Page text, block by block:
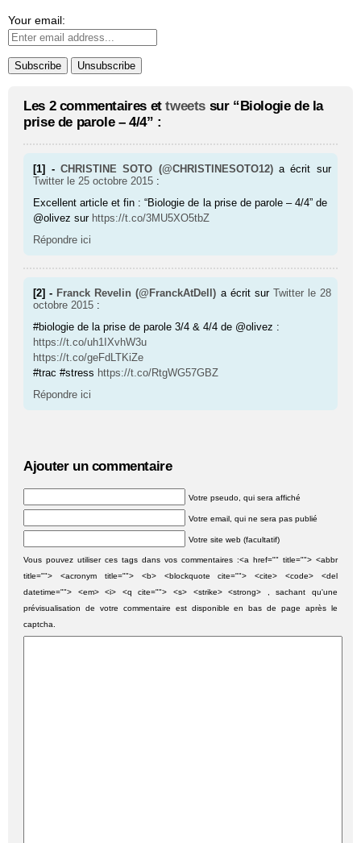
Your email:
Les 2 commentaires ettweets sur “Biologie de la
prise de parole – 4/4” :
[1] - CHRISTINE SOTO (@CHRISTINESOTO12) a écrit sur
Twitter le 25 octobre 2015 :
Excellent article et fin : “Biologie de la prise de parole – 4/4” de
@olivez sur https://t.co/3MU5XO5tbZ
Répondre ici
[2] - Franck Revelin (@FranckAtDell) a écrit sur Twitter le 28
octobre 2015 :
#biologie de la prise de parole 3/4 & 4/4 de @olivez :
https://t.co/uh1IXvhW3u
https://t.co/geFdLTKiZe
#trac #stress https://t.co/RtgWG57GBZ
Répondre ici
Ajouter un commentaire
Votre pseudo, qui sera affiché
Votre email, qui ne sera pas publié
Votre site web (facultatif)
Vous pouvez utiliser ces tags dans vos commentaires :<a href="" title=""> <abbr
title=""> <acronym title=""> <b> <blockquote cite=""> <cite> <code> <del
datetime=""> <em> <i> <q cite=""> <s> <strike> <strong> , sachant qu'une
prévisualisation de votre commentaire est disponible en bas de page après le
captcha.